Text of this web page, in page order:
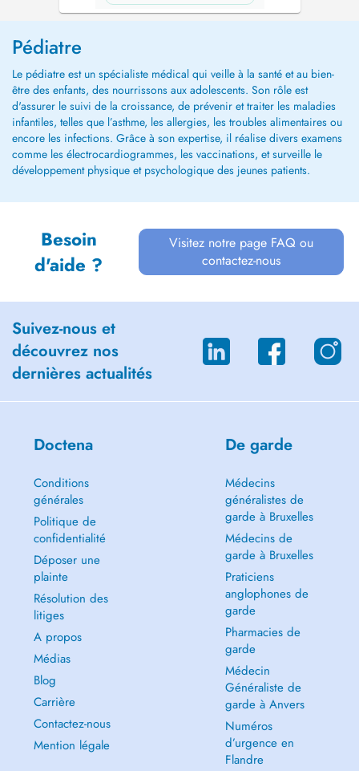
Pédiatre
Le pédiatre est un spécialiste médical qui veille à la santé et au bien-
être des enfants, des nourrissons aux adolescents. Son rôle est
d'assurer le suivi de la croissance, de prévenir et traiter les maladies
infantiles, telles que l’asthme, les allergies, les troubles alimentaires ou
encore les infections. Grâce à son expertise, il réalise divers examens
comme les électrocardiogrammes, les vaccinations, et surveille le
développement physique et psychologique des jeunes patients.
Besoin
d'aide ?
Visitez notre page FAQ ou
contactez-nous
Suivez-nous et
découvrez nos
dernières actualités
Doctena
Conditions
générales
Politique de
confidentialité
Déposer une
plainte
Résolution des
litiges
A propos
Médias
Blog
Carrière
Contactez-nous
Mention légale
De garde
Médecins
généralistes de
garde à Bruxelles
Médecins de
garde à Bruxelles
Praticiens
anglophones de
garde
Pharmacies de
garde
Médecin
Généraliste de
garde à Anvers
Numéros
d’urgence en
Flandre